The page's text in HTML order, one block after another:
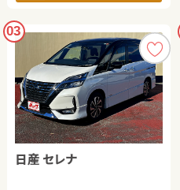
03
日産 セレナ